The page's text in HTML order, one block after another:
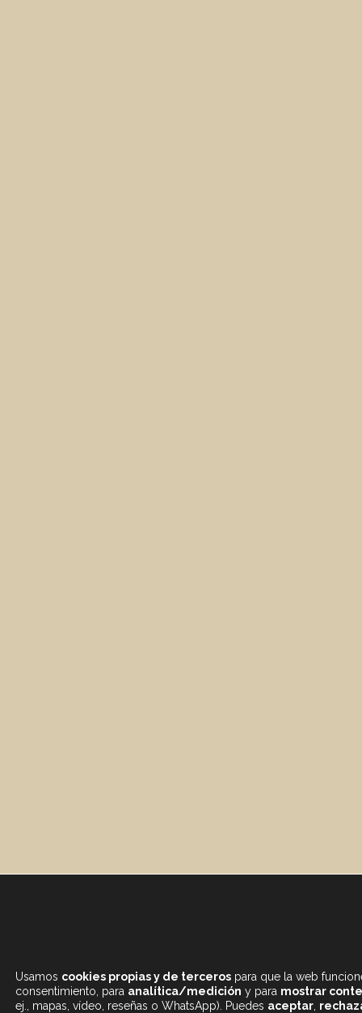
Usamos cookies propias y de terceros para que la web
consentimiento, para analítica/medición y para mostrar
ej., mapas, vídeo, reseñas o WhatsApp). Puedes aceptar